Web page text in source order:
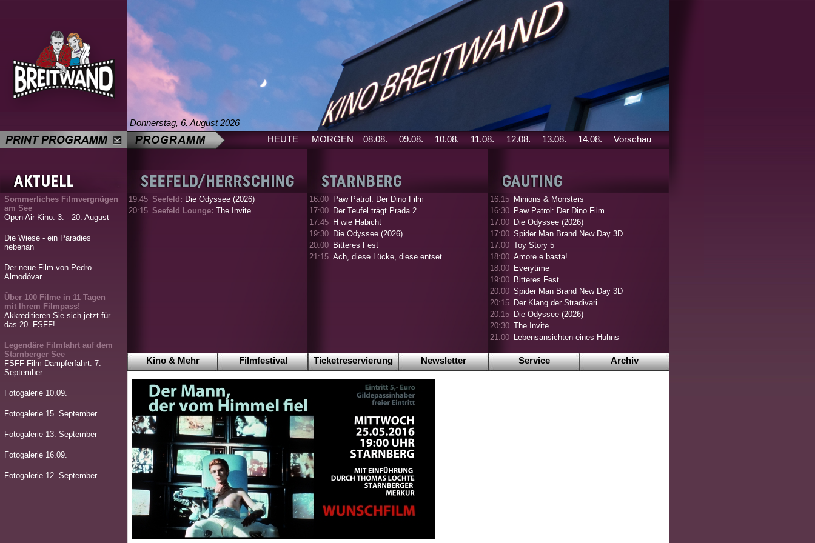
Donnerstag, 6. August 2026
HEUTE
MORGEN 08.08. 09.08. 10.08. 11.08. 12.08. 13.08. 14.08. Vorschau
Sommerliches Filmvergnügen
am See
Open Air Kino: 3. - 20. August
Die Wiese - ein Paradies
nebenan
Der neue Film von Pedro
Almodóvar
Über 100 Filme in 11 Tagen
mit Ihrem Filmpass!
Akkreditieren Sie sich jetzt für
das 20. FSFF!
Legendäre Filmfahrt auf dem
Starnberger See
FSFF Film-Dampferfahrt: 7.
September
Fotogalerie 10.09.
Fotogalerie 15. September
Fotogalerie 13. September
Fotogalerie 16.09.
Fotogalerie 12. September
19:45 Seefeld: Die Odyssee (2026)
20:15 Seefeld Lounge: The Invite
16:00 Paw Patrol: Der Dino Film
17:00 Der Teufel trägt Prada 2
17:45 H wie Habicht
19:30 Die Odyssee (2026)
20:00 Bitteres Fest
21:15 Ach, diese Lücke, diese entset...
16:15 Minions & Monsters
16:30 Paw Patrol: Der Dino Film
17:00 Die Odyssee (2026)
17:00 Spider Man Brand New Day 3D
17:00 Toy Story 5
18:00 Amore e basta!
18:00 Everytime
19:00 Bitteres Fest
20:00 Spider Man Brand New Day 3D
20:15 Der Klang der Stradivari
20:15 Die Odyssee (2026)
20:30 The Invite
21:00 Lebensansichten eines Huhns
Kino & Mehr Filmfestival Ticketreservierung Newsletter Service Archiv